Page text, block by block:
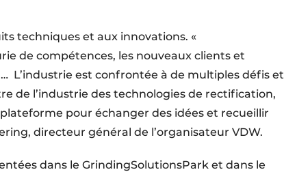
techniques et aux innovations. «
de compétences, les nouveaux clients et
L’industrie est confrontée à de multiples défis et
de l’industrie des technologies de rectification,
pour échanger des idées et recueillir
directeur général de l’organisateur VDW.
dans le GrindingSolutionsPark et dans le